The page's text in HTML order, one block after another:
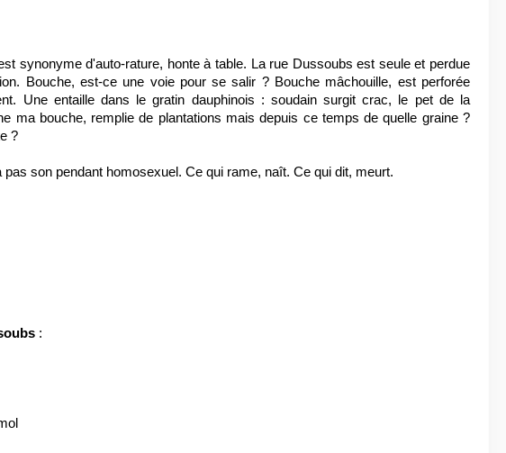
synonyme d'auto-rature, honte à table. La rue Dussoubs est seule et perdue
Bouche, est-ce une voie pour se salir ? Bouche mâchouille, est perforée
Une entaille dans le gratin dauphinois : soudain surgit crac, le pet de la
ma bouche, remplie de plantations mais depuis ce temps de quelle graine ?
?
pas son pendant homosexuel. Ce qui rame, naît. Ce qui dit, meurt.
: